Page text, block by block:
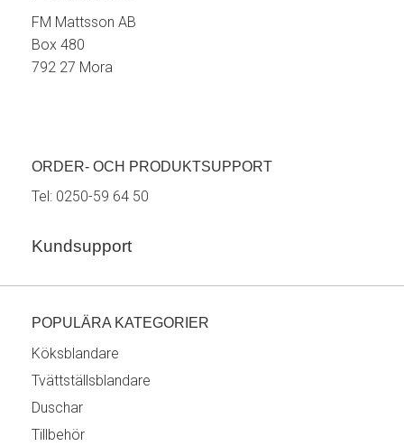
FM Mattsson AB
Box 480
792 27 Mora
ORDER- OCH PRODUKTSUPPORT
Tel: 0250-59 64 50
Kundsupport
POPULÄRA KATEGORIER
Köksblandare
Tvättställsblandare
Duschar
Tillbehör